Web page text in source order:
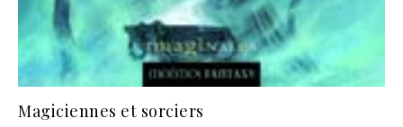
Magiciennes et sorciers